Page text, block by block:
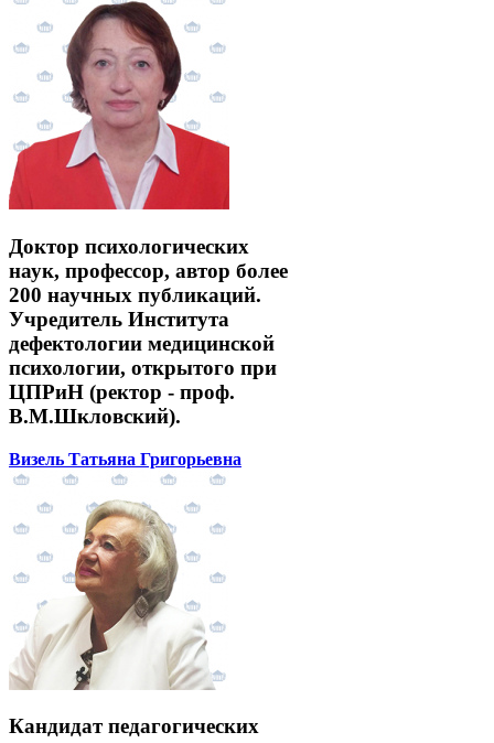
Доктор психологических
наук, профессор, автор более
200 научных публикаций.
Учредитель Института
дефектологии медицинской
психологии, открытого при
ЦПРиН (ректор - проф.
В.М.Шкловский).
Визель Татьяна Григорьевна
Кандидат педагогических